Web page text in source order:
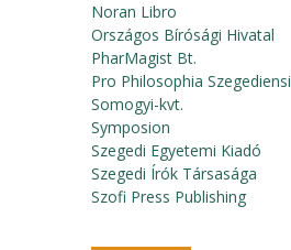
Noran Libro
Országos Bírósági Hivatal
PharMagist Bt.
Pro Philosophia Szegediensi
Somogyi-kvt.
Symposion
Szegedi Egyetemi Kiadó
Szegedi Írók Társasága
Szofi Press Publishing